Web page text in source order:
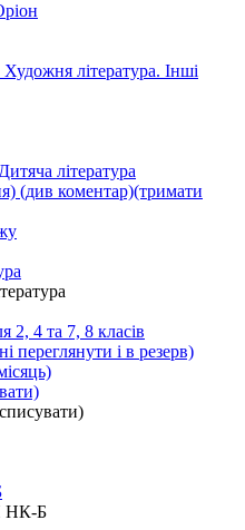
література. Інші
література
(див коментар)(тримати
2, 4 та 7, 8 класів
переглянути і в резерв)
НК-Б